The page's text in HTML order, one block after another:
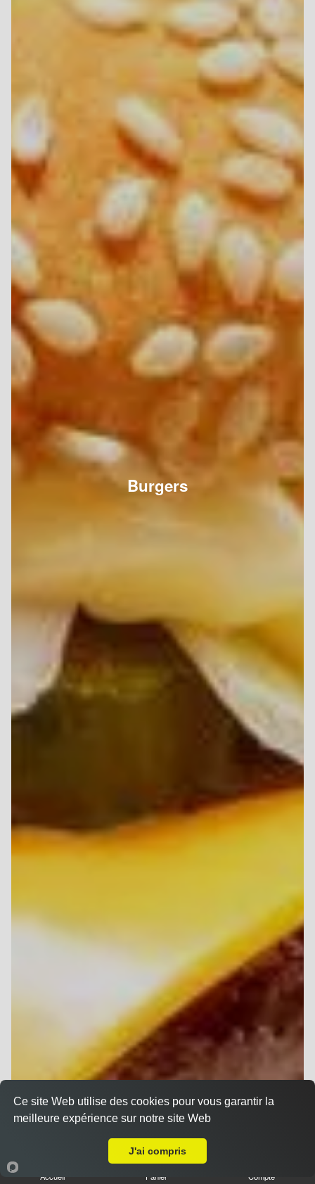
Burgers
Accueil Panier Compte
Ce site Web utilise des cookies pour vous garantir la
meilleure expérience sur notre site Web
J'ai compris